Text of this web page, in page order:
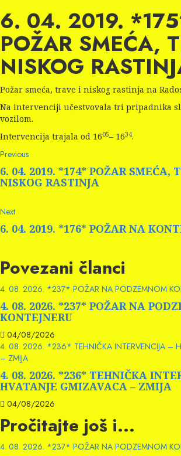
6. 04. 2019.
POŽAR SMEĆA,
NISKOG
Požar smeća, trave i niskog rastinja na
Na intervenciji učestvovala tri pripadnika
vozilom.
Intervencija trajala od 1605– 1634.
Continue
Reading
PreviousPrevious
post:
6. 04. 2019. *174* POŽAR SMEĆA,
NISKOG RASTINJA
NextNext
post:
6. 04. 2019. *176* POŽAR NA
Povezani članci
4. 08. 2026. *237* POŽAR NA PODZEMNOM
4. 08. 2026. *237* POŽAR NA
KONTEJNERU
04/08/2026
4. 08. 2026. *236* TEHNIČKA INTERVENCIJA –
– ZMIJA
4. 08. 2026. *236* TEHNIČKA
HVATANJE GMIZAVACA – ZMIJA
04/08/2026
Pročitajte još i...
4. 08. 2026. *237* POŽAR NA PODZEMNOM